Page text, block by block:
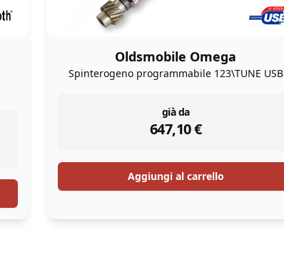
Oldsmobile Omega
Spinterogeno programmabile 123\TUNE USB
già da
647,10€
instock
Aggiungi al carrello